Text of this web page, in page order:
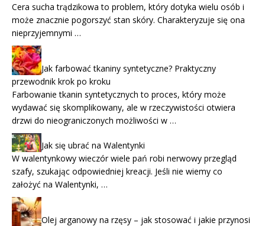
Cera sucha trądzikowa to problem, który dotyka wielu osób i
może znacznie pogorszyć stan skóry. Charakteryzuje się ona
nieprzyjemnymi …
Jak farbować tkaniny syntetyczne? Praktyczny
przewodnik krok po kroku
Farbowanie tkanin syntetycznych to proces, który może
wydawać się skomplikowany, ale w rzeczywistości otwiera
drzwi do nieograniczonych możliwości w …
Jak się ubrać na Walentynki
W walentynkowy wieczór wiele pań robi nerwowy przegląd
szafy, szukając odpowiedniej kreacji. Jeśli nie wiemy co
założyć na Walentynki, …
Olej arganowy na rzęsy – jak stosować i jakie przynosi